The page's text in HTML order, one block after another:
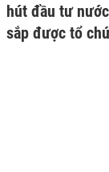
hút đầu tư
sắp được tổ